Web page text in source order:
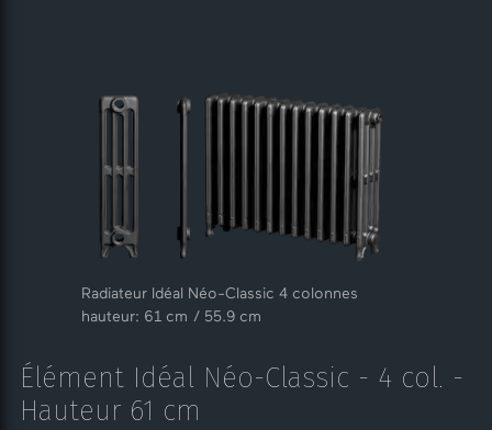
Radiateur Idéal Néo-Classic 4 colonnes
hauteur: 61 cm / 55.9 cm
Élément Idéal Néo-Classic - 4 col. -
Hauteur 61 cm